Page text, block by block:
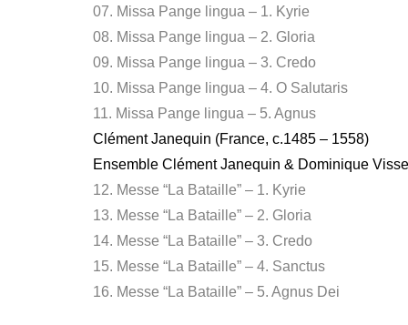
07. Missa Pange lingua – 1. Kyrie
08. Missa Pange lingua – 2. Gloria
09. Missa Pange lingua – 3. Credo
10. Missa Pange lingua – 4. O Salutaris
11. Missa Pange lingua – 5. Agnus
Clément Janequin (France, c.1485 – 1558)
Ensemble Clément Janequin & Dominique
12. Messe “La Bataille” – 1. Kyrie
13. Messe “La Bataille” – 2. Gloria
14. Messe “La Bataille” – 3. Credo
15. Messe “La Bataille” – 4. Sanctus
16. Messe “La Bataille” – 5. Agnus Dei